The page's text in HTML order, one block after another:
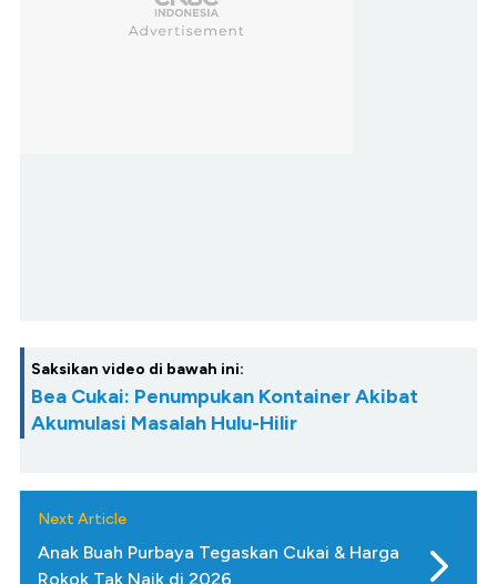
Saksikan video di bawah ini:
Bea Cukai: Penumpukan Kontainer Akibat
Akumulasi Masalah Hulu-Hilir
Next Article
Anak Buah Purbaya Tegaskan Cukai & Harga
Rokok Tak Naik di 2026